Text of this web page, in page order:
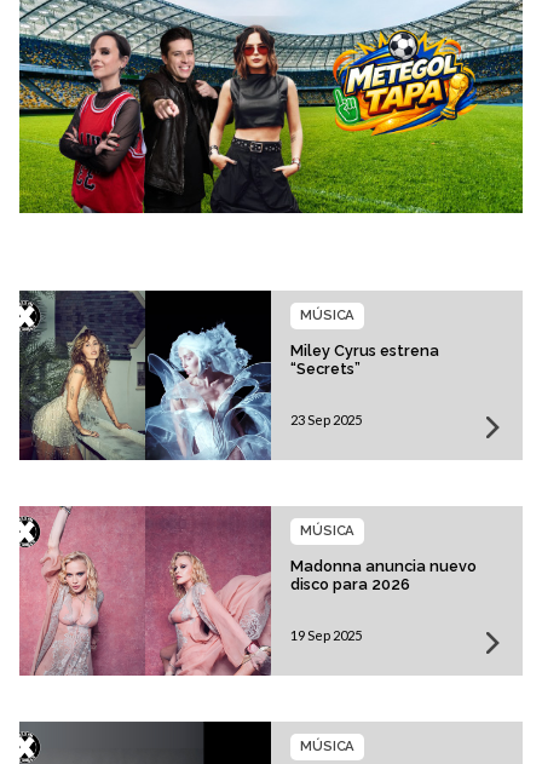
Miley Cyrus estrena
“Secrets”
MÚSICA
23 Sep 2025
Madonna anuncia nuevo
disco para 2026
MÚSICA
19 Sep 2025
MÚSICA